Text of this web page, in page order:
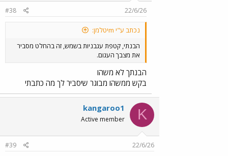
22/6/26
#38
נכתב ע"י mיטלמן:
הבנתי, קטפת עגבניות בשמש, זה בהחלט מסביר
את מצבך העגום.
הבנתך לא משהו
בקש ממשהו מבוגר שיסביר לך מה כתבתי
K
kangaroo1
Active member
22/6/26
#39